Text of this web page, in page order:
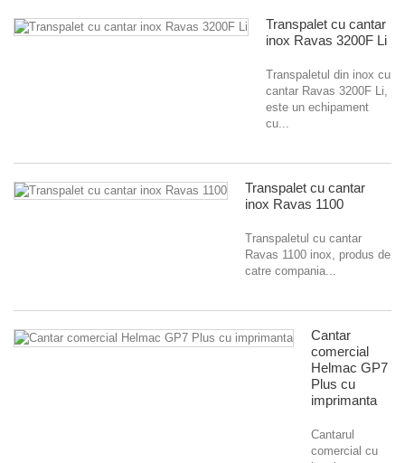
Transpalet cu cantar
inox Ravas 3200F Li
Transpaletul din inox cu
cantar Ravas 3200F Li,
este un echipament
cu...
Transpalet cu cantar
inox Ravas 1100
Transpaletul cu cantar
Ravas 1100 inox, produs de
catre compania...
Cantar
comercial
Helmac GP7
Plus cu
imprimanta
Cantarul
comercial cu